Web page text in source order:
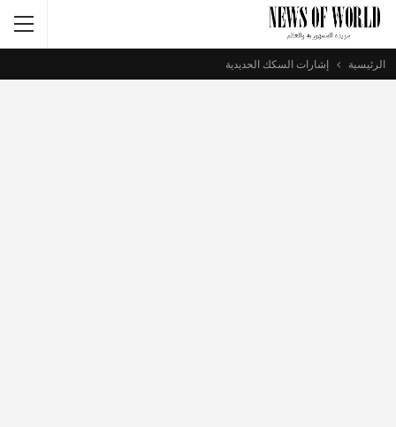
الرئيسية إشارات السكك الحديدية